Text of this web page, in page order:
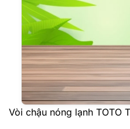
Vòi chậu nóng lạnh TOTO